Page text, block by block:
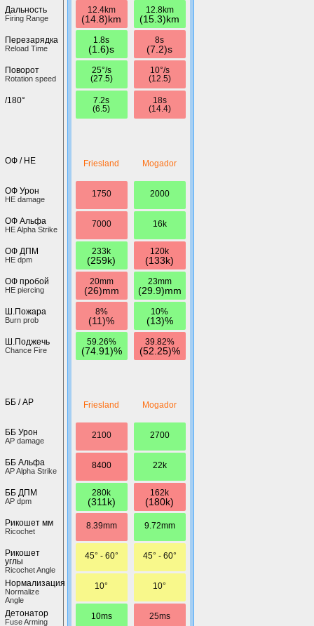
Дальность
Firing Range
Перезарядка
Reload Time
Поворот
Rotation speed
/180°
ОФ / HE
ОФ Урон
HE damage
ОФ Альфа
HE Alpha Strike
ОФ ДПМ
HE dpm
ОФ пробой
HE piercing
Ш.Пожара
Burn prob
Ш.Поджечь
Chance Fire
ББ / AP
ББ Урон
AP damage
ББ Альфа
AP Alpha Strike
ББ ДПМ
AP dpm
Рикошет мм
Ricochet
Рикошет
углы
Ricochet Angle
Нормализация
Normalize
Angle
Детонатор
Fuse Arming
12.4km
(14.8)km
1.8s
(1.6)s
25°/s
(27.5)
7.2s
(6.5)
Friesland
1750
7000
233k
(259k)
20mm
(26)mm
8%
(11)%
59.26%
(74.91)%
Friesland
2100
8400
280k
(311k)
8.39mm
45° - 60°
10°
10ms
12.8km
(15.3)km
8s
(7.2)s
10°/s
(12.5)
18s
(14.4)
Mogador
2000
16k
120k
(133k)
23mm
(29.9)mm
10%
(13)%
39.82%
(52.25)%
Mogador
2700
22k
162k
(180k)
9.72mm
45° - 60°
10°
25ms